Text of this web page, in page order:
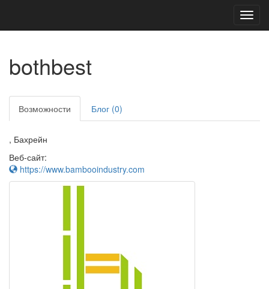
bothbest
Возможности Блог (0)
, Бахрейн
Веб-сайт:
https://www.bambooindustry.com